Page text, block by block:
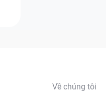
Về chúng tôi